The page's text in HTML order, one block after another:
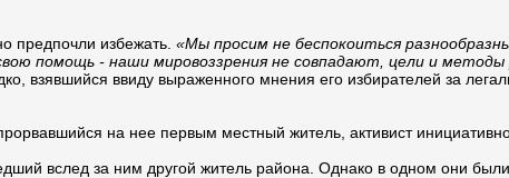
предпочли избежать. «Мы просим не беспокоиться
помощь - наши мировоззрения не совпадают, цели и методы
взявшийся ввиду выраженного мнения его избирателей за
на нее первым местный житель, активист
вслед за ним другой житель района. Однако в одном они